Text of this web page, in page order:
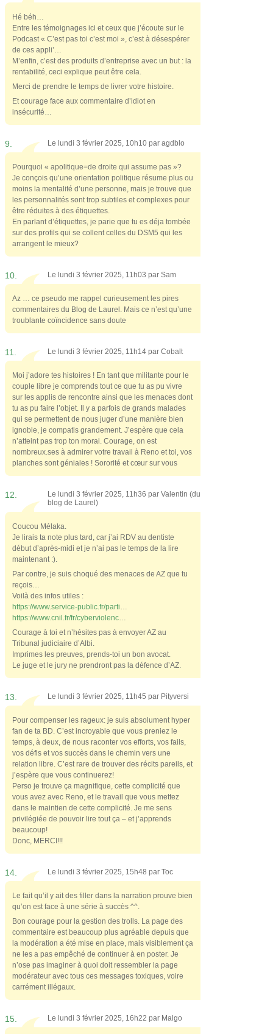
Hé béh…
Entre les témoignages ici et ceux que j’écoute sur le
Podcast « C’est pas toi c’est moi », c’est à désespérer
de ces appli’…
M’enfin, c’est des produits d’entreprise avec un but : la
rentabilité, ceci explique peut être cela.
Merci de prendre le temps de livrer votre histoire.
Et courage face aux commentaire d’idiot en
insécurité…
9. Le lundi 3 février 2025, 10h10 par agdblo
Pourquoi « apolitique=de droite qui assume pas »?
Je conçois qu’une orientation politique résume plus ou
moins la mentalité d’une personne, mais je trouve que
les personnalités sont trop subtiles et complexes pour
être réduites à des étiquettes.
En parlant d’étiquettes, je parie que tu es déja tombée
sur des profils qui se collent celles du DSM5 qui les
arrangent le mieux?
10. Le lundi 3 février 2025, 11h03 par Sam
Az … ce pseudo me rappel curieusement les pires
commentaires du Blog de Laurel. Mais ce n’est qu’une
troublante coïncidence sans doute
11. Le lundi 3 février 2025, 11h14 par Cobalt
Moi j’adore tes histoires ! En tant que militante pour le
couple libre je comprends tout ce que tu as pu vivre
sur les applis de rencontre ainsi que les menaces dont
tu as pu faire l’objet. Il y a parfois de grands malades
qui se permettent de nous juger d’une manière bien
ignoble, je compatis grandement. J’espère que cela
n’atteint pas trop ton moral. Courage, on est
nombreux.ses à admirer votre travail à Reno et toi, vos
planches sont géniales ! Sororité et cœur sur vous
12. Le lundi 3 février 2025, 11h36 par Valentin (du
blog de Laurel)
Coucou Mélaka.
Je lirais ta note plus tard, car j’ai RDV au dentiste
début d’après-midi et je n’ai pas le temps de la lire
maintenant :).
Par contre, je suis choqué des menaces de AZ que tu
reçois…
Voilà des infos utiles :
https://www.service-public.fr/parti…
https://www.cnil.fr/fr/cyberviolenc…
Courage à toi et n’hésites pas à envoyer AZ au
Tribunal judiciaire d’Albi.
Imprimes les preuves, prends-toi un bon avocat.
Le juge et le jury ne prendront pas la défence d’AZ.
13. Le lundi 3 février 2025, 11h45 par Pityversi
Pour compenser les rageux: je suis absolument hyper
fan de ta BD. C’est incroyable que vous preniez le
temps, à deux, de nous raconter vos efforts, vos fails,
vos défis et vos succès dans le chemin vers une
relation libre. C’est rare de trouver des récits pareils, et
j’espère que vous continuerez!
Perso je trouve ça magnifique, cette complicité que
vous avez avec Reno, et le travail que vous mettez
dans le maintien de cette complicité. Je me sens
privilégiée de pouvoir lire tout ça – et j’apprends
beaucoup!
Donc, MERCI!!!
14. Le lundi 3 février 2025, 15h48 par Toc
Le fait qu’il y ait des filler dans la narration prouve bien
qu’on est face à une série à succès ^^.
Bon courage pour la gestion des trolls. La page des
commentaire est beaucoup plus agréable depuis que
la modération a été mise en place, mais visiblement ça
ne les a pas empêché de continuer à en poster. Je
n’ose pas imaginer à quoi doit ressembler la page
modérateur avec tous ces messages toxiques, voire
carrément illégaux.
15. Le lundi 3 février 2025, 16h22 par Malgo